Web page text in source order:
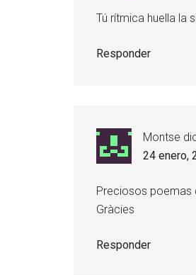
Tú rítmica huella la
Responder
Montse
24 enero,
Preciosos poemas
Gràcies
Responder